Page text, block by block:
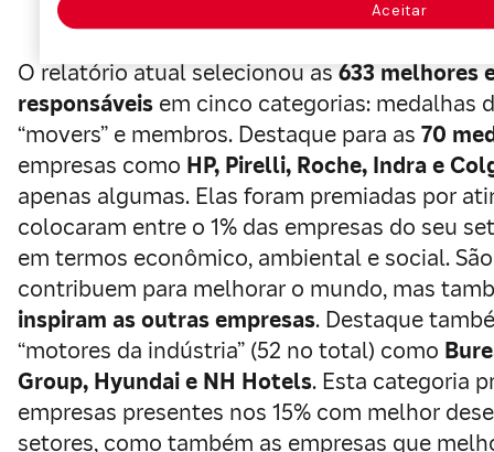
O relatório atual selecionou as 633 melhores
responsáveis em cinco categorias: medalhas
“movers” e membros. Destaque para as 70
empresas como HP, Pirelli, Roche, Indra e
apenas algumas. Elas foram premiadas por
colocaram entre o 1% das empresas do seu
em termos econômico, ambiental e social.
contribuem para melhorar o mundo, mas
inspiram as outras empresas. Destaque
“motores da indústria” (52 no total) como
Group, Hyundai e NH Hotels. Esta categoria
empresas presentes nos 15% com melhor
setores, como também as empresas que
Aceitar